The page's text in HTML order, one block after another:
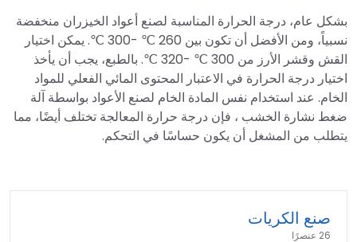
بشكل عام، درجة الحرارة المناسبة لصنع أعواد الخيزران منخفضة
نسبياً، ومن الأفضل أن تكون بين 260 ℃ -300 ℃. يمكن اختيار
القش وقشر الأرز من 300 ℃ -320 ℃. بالطبع، يجب أن يأخذ
اختيار درجة الحرارة في الاعتبار المحتوى المائي الفعلي للمواد
الخام. عند استخدام نفس المادة الخام لصنع الأعواد بواسطة آلة
ضغط نشارة الخشب ، فإن درجة حرارة المعالجة تختلف أيضًا، مما
يتطلب من المشغل أن يكون حساسًا في التحكم.
صنع الكريات
26 عنصرًا